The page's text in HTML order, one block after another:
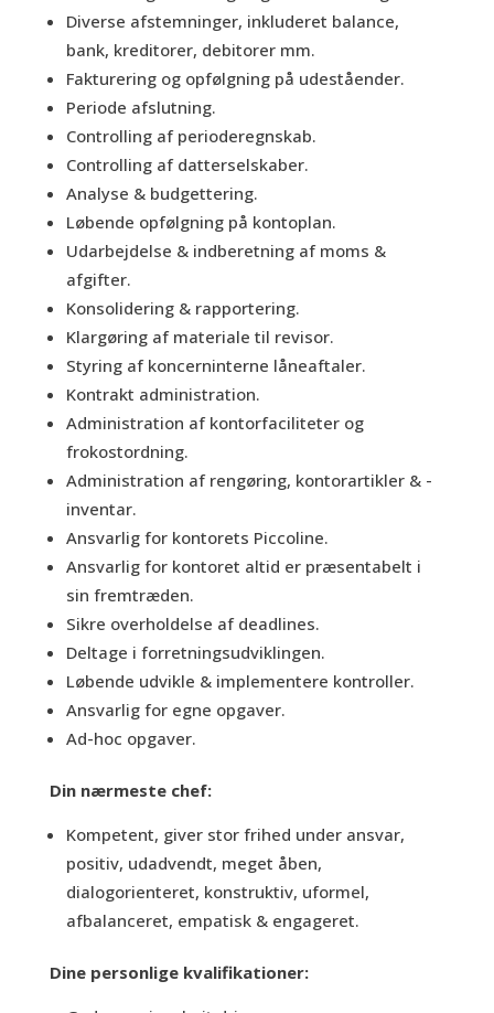
Diverse afstemninger, inkluderet balance,
bank, kreditorer, debitorer mm.
Fakturering og opfølgning på udeståender.
Periode afslutning.
Controlling af perioderegnskab.
Controlling af datterselskaber.
Analyse & budgettering.
Løbende opfølgning på kontoplan.
Udarbejdelse & indberetning af moms &
afgifter.
Konsolidering & rapportering.
Klargøring af materiale til revisor.
Styring af koncerninterne låneaftaler.
Kontrakt administration.
Administration af kontorfaciliteter og
frokostordning.
Administration af rengøring, kontorartikler & -
inventar.
Ansvarlig for kontorets Piccoline.
Ansvarlig for kontoret altid er præsentabelt i
sin fremtræden.
Sikre overholdelse af deadlines.
Deltage i forretningsudviklingen.
Løbende udvikle & implementere kontroller.
Ansvarlig for egne opgaver.
Ad-hoc opgaver.
Din nærmeste chef:
Kompetent, giver stor frihed under ansvar,
positiv, udadvendt, meget åben,
dialogorienteret, konstruktiv, uformel,
afbalanceret, empatisk & engageret.
Dine personlige kvalifikationer: